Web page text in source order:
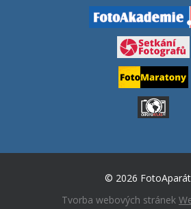
© 2026
Tvorba webových stránek